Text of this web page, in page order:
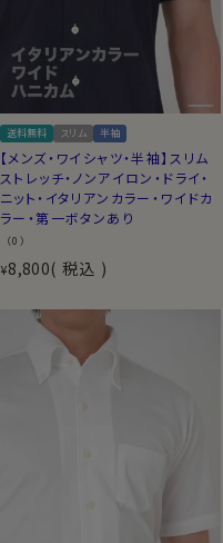
送料無料 スリム 半袖
【メンズ・ワイシャツ・半袖】スリム
ストレッチ・ノンアイロン・ドライ・
ニット・イタリアンカラー・ワイドカ
ラー・第一ボタンあり
（0）
¥8,800 税込